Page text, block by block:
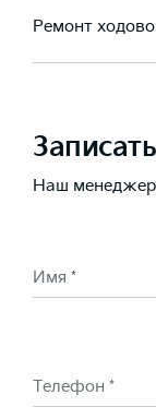
Ремонт
Наш менеджер
Имя *
Телефон *